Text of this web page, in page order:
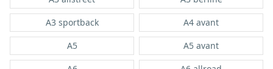
A3 sportback
A4 avant
A5
A5 avant